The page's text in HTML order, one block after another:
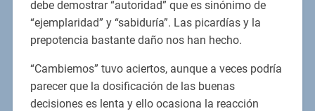
debe demostrar “autoridad” que es sinónimo de
“ejemplaridad” y “sabiduría”. Las picardías y la
prepotencia bastante daño nos han hecho.
“Cambiemos” tuvo aciertos, aunque a veces podría
parecer que la dosificación de las buenas
decisiones es lenta y ello ocasiona la reacción